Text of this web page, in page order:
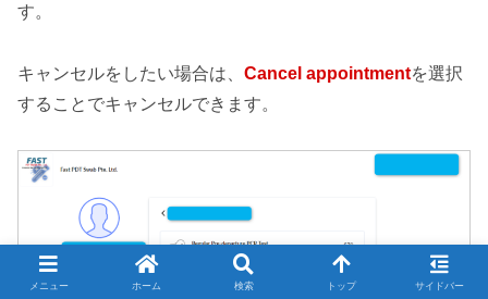
す。
キャンセルをしたい場合は、 Cancel appointmentを選択
することでキャンセルできます。
メニュー ホーム 検索 トップ サイドバー